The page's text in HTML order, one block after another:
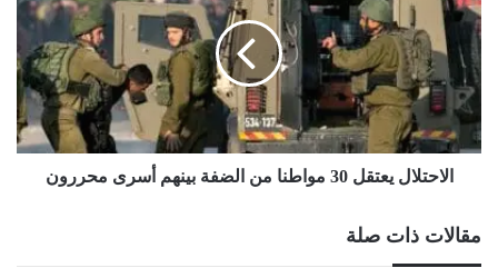
30
مواطنا
من
الضفة
بينهم
أسرى
محررون
الاحتلال يعتقل 30 مواطنا من الضفة بينهم أسرى محررون
مقالات ذات صلة